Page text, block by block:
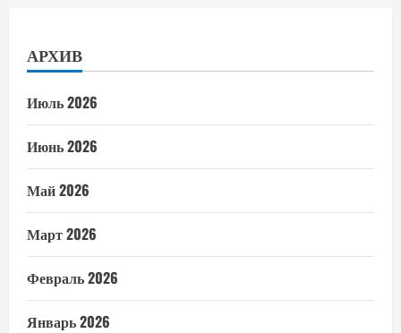
АРХИВ
Июль 2026
Июнь 2026
Май 2026
Март 2026
Февраль 2026
Январь 2026